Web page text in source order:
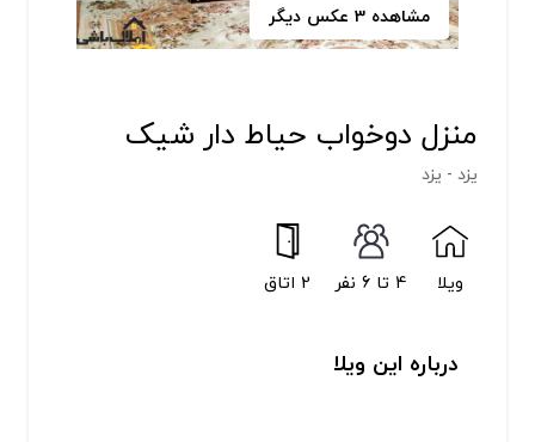
مشاهده 3 عکس دیگر
منزل دوخواب حیاط دار شیک
یزد - یزد
ویلا 4 تا 6 نفر 2 اتاق
درباره این ویلا